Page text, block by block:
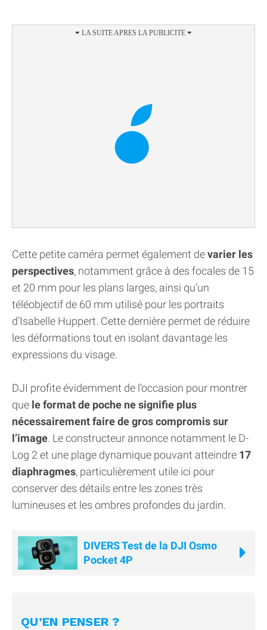
Cette petite caméra permet également devarier les
perspectives, notamment grâce à des focales de 15
et 20 mm pour les plans larges, ainsi qu’un
téléobjectif de 60 mm utilisé pour les portraits
d’Isabelle Huppert. Cette dernière permet de réduire
les déformations tout en isolant davantage les
expressions du visage.
DJI profite évidemment de l’occasion pour montrer
que le format de poche ne signifie plus
nécessairement faire de gros compromis sur
l’image. Le constructeur annonce notamment le D-
Log 2 et une plage dynamique pouvant atteindre 17
diaphragmes, particulièrement utile ici pour
conserver des détails entre les zones très
lumineuses et les ombres profondes du jardin.
DIVERS Test de la DJI Osmo
Pocket 4P
QU’EN PENSER ?